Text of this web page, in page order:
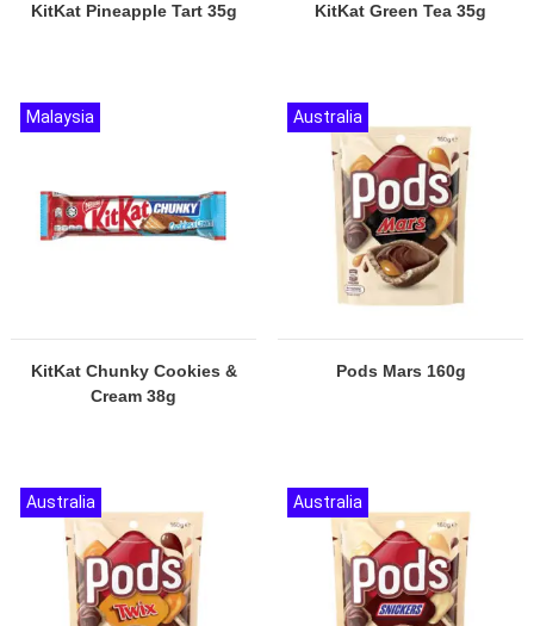
KitKat Pineapple Tart 35g KitKat Green Tea 35g
KitKat Chunky Cookies &
Cream 38g
Malaysia
Pods Mars 160g
Australia
Australia Australia